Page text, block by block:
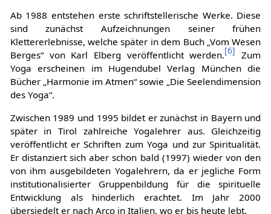
Ab 1988 entstehen erste schriftstellerische Werke. Diese
sind zunächst Aufzeichnungen seiner frühen
Klettererlebnisse, welche später in dem Buch „Vom Wesen
Berges“ von Karl Elberg veröffentlicht werden.[6] Zum
Yoga erscheinen im Hugendubel Verlag München die
Bücher „Harmonie im Atmen“ sowie „Die Seelendimension
des Yoga“.
Zwischen 1989 und 1995 bildet er zunächst in Bayern und
später in Tirol zahlreiche Yogalehrer aus. Gleichzeitig
veröffentlicht er Schriften zum Yoga und zur Spiritualität.
Er distanziert sich aber schon bald (1997) wieder von den
von ihm ausgebildeten Yogalehrern, da er jegliche Form
institutionalisierter Gruppenbildung für die spirituelle
Entwicklung als hinderlich erachtet. Im Jahr 2000
übersiedelt er nach Arco in Italien, wo er bis heute lebt.